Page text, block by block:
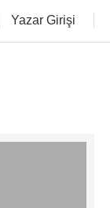
Yazar Girişi